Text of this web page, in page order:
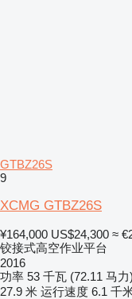
GTBZ26S
9
XCMG GTBZ26S
¥164,000 US$24,300 ≈
铰接式高空作业平台
2016
功率 53 千瓦 (72.11 马力)
27.9 米 运行速度 6.1 千